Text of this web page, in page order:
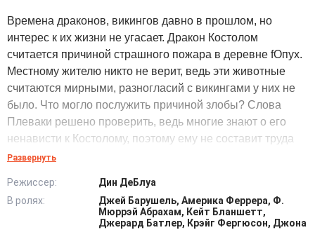
Времена драконов, викингов давно в прошлом, но
интерес к их жизни не угасает. Дракон Костолом
считается причиной страшного пожара в деревне fОпух.
Местному жителю никто не верит, ведь эти животные
считаются мирными, разногласий с викингами у них не
было. Что могло послужить причиной злобы? Слова
Плеваки решено проверить, ведь многие знают о его
ненависти к Костолому, поэтому ему не составит труда
оболгать огнедышащего монстра.
По пути Плевака рассказывает множество историй о
том, как виновник трагедии появился в его жизни. Все
разногласия идут с самого детства, когда ненавистный
Развернуть
Режиссер:
Дин ДеБлуа
В ролях:
Джей Барушель, Америка Феррера, Ф.
Мюррэй Абрахам, Кейт Бланшетт,
Джерард Батлер, Крэйг Фергюсон, Джона